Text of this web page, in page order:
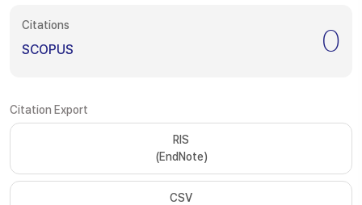
Citations
SCOPUS 0
Citation Export
RIS
(EndNote)
CSV